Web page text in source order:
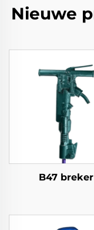
Nieuwe
B47 breker